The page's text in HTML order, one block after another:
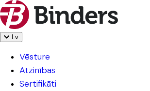
Lv
Vēsture
Atzinības
Sertifikāti